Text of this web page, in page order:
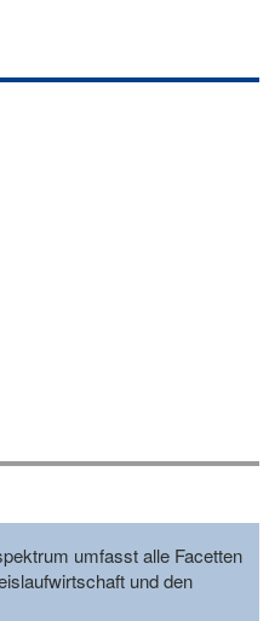
umfasst alle Facetten
und den